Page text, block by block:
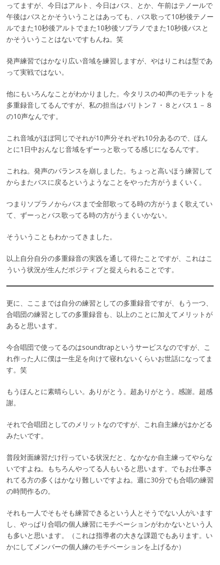
ってますが、今日はアルト、今日はバス、とか、午前はテノールで
午後はバスとかそういうことはあっても、バス歌って10秒後テノー
ルでまた10秒後アルトでまた10秒後ソプラノでまた10秒後バスと
かそういうことはないですもんね。笑
発声練習ではかなり広い音域を練習しますが、やはりこれは型であ
って実戦ではない。
他にもいろんなことがわかりました。今タリスの40声のモテットを
多重録音してるんですが、私の担当はバリトン７・８とバス１－８
の10声なんです。
これ音域がほぼ同じでそれが10声分それぞれ10分あるので、ほん
とに1日中おんなじ音域をずーっと歌ってる感じになるんです。
これね。発声のバランスを崩しました。ちょっと高いほう練習して
からまたバスに戻るというようなことをやった方がうまくいく。
つまりソプラノからバスまで全部歌ってる時の方がうまく歌えてい
て、ずーっとバス歌ってる時の方がうまくいかない。
そういうこともわかってきました。
以上自分自分の多重録音の実践を通して得たことですが、これはこ
ういう状況が生んだポジティブと捉えられることです。
更に、ここまでは自分の練習としての多重録音ですが、もう一つ、
合唱団の練習としての多重録音も、以上のことに加えてメリットが
あると思います。
今合唱団で使ってるのはsoundtrapというサービスなのですが、こ
れ作った人に僕は一生足を向けて寝れないくらいお世話になってま
す。笑
もうほんとに素晴らしい。ありがとう。超ありがとう。感謝。超感
謝。
それで合唱団としてのメリットなのですが、これ自主練がはかどる
みたいです。
普段対面練習だけ行っている状況だと、なかなか自主練ってやらな
いですよね。もちろんやってる人もいると思います。でもお仕事さ
れてる方の多くはかなり難しいですよね。週に30分でも合唱の練習
の時間作るの。
それも一人でそもそも練習できるという人とそうでない人がいます
し、やっぱり合唱の個人練習にモチベーションがわかないという人
も多いと思います。（これは指導者の大きな課題でもあります。い
かにしてメンバーの個人練のモチベーションを上げるか）